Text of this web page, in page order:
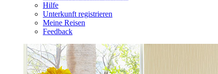
Hilfe
Unterkunft registrieren
Meine Reisen
Feedback